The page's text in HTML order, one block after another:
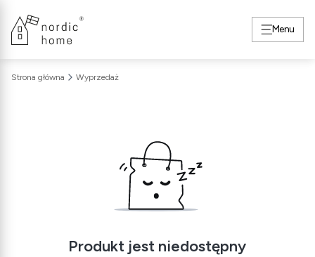
Menu
Strona główna Wyprzedaż
Produkt jest niedostępny